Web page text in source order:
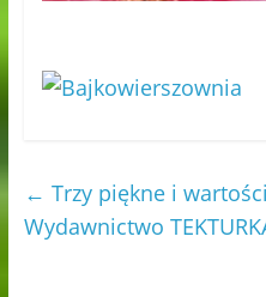
← Trzy piękne i
Wydawnictwo